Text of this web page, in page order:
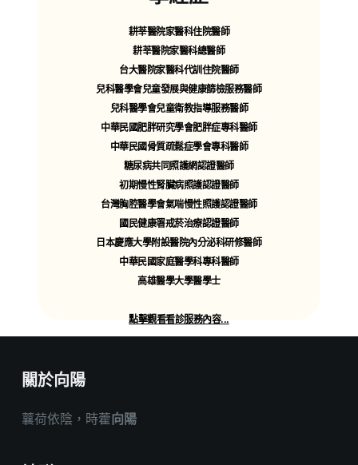
耕莘醫院家醫科住院醫師
耕莘醫院家醫科總醫師
台大醫院家醫科代訓住院醫師
兒科醫學會兒童發展與健康篩檢服務醫師
兒科醫學會兒童衛教指導服務醫師
中華民國肥胖研究學會肥胖症專科醫師
中華民國骨質疏鬆症學會專科醫師
糖尿病共同照護網認證醫師
初期慢性腎臟病照護認證醫師
台灣胸腔醫學會氣喘慢性照護認證醫師
國民健康署戒菸治療認證醫師
日本慶應大學附設醫院內分泌科研修醫師
中華民國家庭醫學科專科醫師
高雄醫學大學醫學士
點擊觀看看診服務內容...
成人急性病
耳鼻喉疾病/腸胃炎/泌尿道感染/頭痛/酸痛等
成人過敏性疾病
成人一般皮膚病
青春痘/頭皮屑/脂漏性皮膚炎
汗斑/香港腳/體癬/足癬/灰指甲
蜂窩性組織炎/皮膚乾癢
蕁麻疹/帶狀疱疹/唇疱疹等
成人一般外傷處理
傷口換藥/動物咬傷/燙傷處理
成人慢性疾病
高血壓/糖尿病/高血脂/痛風
攝護腺肥大/貧血/睡眠障礙/焦慮
便秘/痔瘡/胃食道逆流等
關於向陽
蘘荷依陰，時藿向陽